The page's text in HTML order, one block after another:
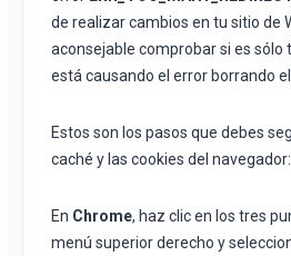
de realizar cambios en tu sitio de
aconsejable comprobar si es sólo
está causando el error borrando
Estos son los pasos que debes
caché y las cookies del navegador:
En Chrome, haz clic en los tres
menú superior derecho y